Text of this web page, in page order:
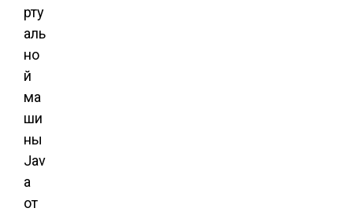
рту
аль
но
й
ма
ши
ны
Jav
a
от